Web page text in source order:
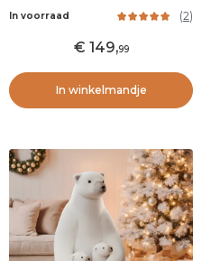
Magnetische Sluiting Wit
In voorraad (2)
149,99
In winkelmandje